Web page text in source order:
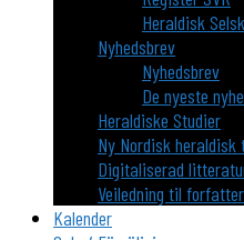
Heraldisk
Nyhedsbrev
Nyhedsbrev
De nyeste
Heraldiske Studier
Ny Nordisk heraldisk
Digitaliserad
Veiledning til
Kalender